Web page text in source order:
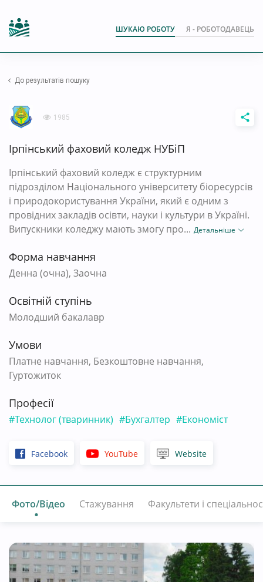
ШУКАЮ РОБОТУ Я - РОБОТОДАВЕЦЬ
До результатів пошуку
Ірпінський фаховий коледж НУБіП
Ірпінський фаховий коледж є структурним
підрозділом Національного університету біоресурсів
і природокористування України, який є одним з
провідних закладів осівти, науки і культури в Україні.
Випускники коледжу мають змогу про... Детальніше
Форма навчання
Денна (очна), Заочна
Освітній ступінь
Молодший бакалавр
Умови
Платне навчання, Безкоштовне навчання,
Гуртожиток
Професії
#Технолог (тваринник) #Бухгалтер #Економіст
Facebook YouTube Website
1985
Фото/Відео Стажування Факультети і